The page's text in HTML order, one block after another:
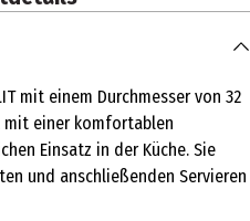
mit einem Durchmesser von 32
mit einer komfortablen
Einsatz in der Küche. Sie
und anschließenden Servieren